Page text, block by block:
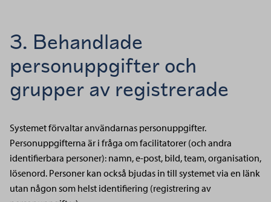
3. Behandlade
personuppgifter och
grupper av registrerade
Systemet förvaltar användarnas personuppgifter.
Personuppgifterna är i fråga om facilitatorer (och andra
identifierbara personer): namn, e-post, bild, team, organisation,
lösenord. Personer kan också bjudas in till systemet via en länk
utan någon som helst identifiering (registrering av